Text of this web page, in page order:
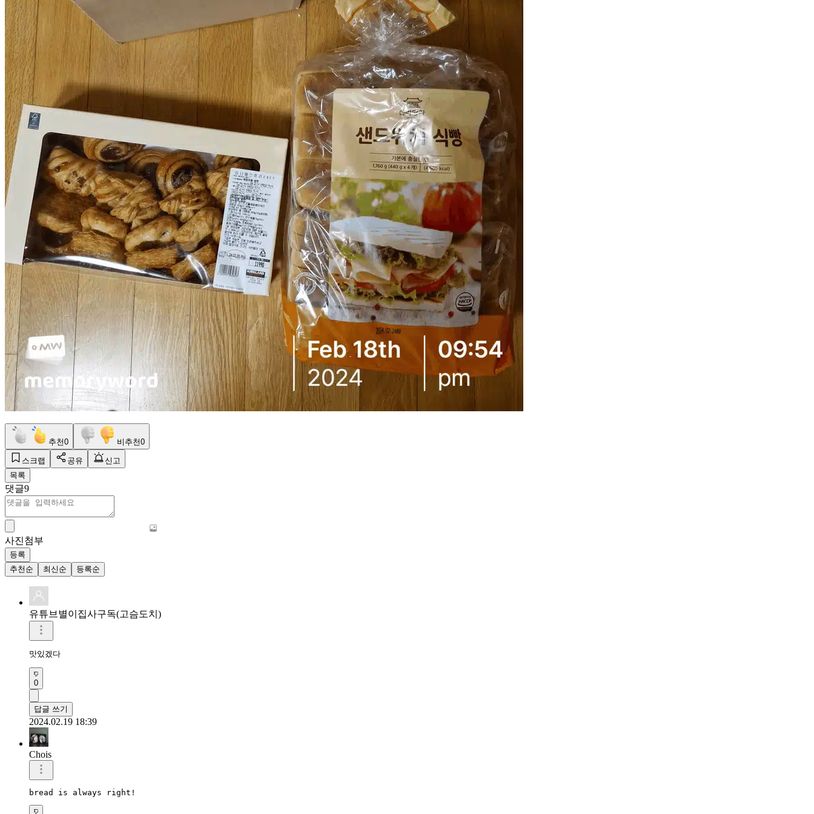
추천0 비추천0
스크랩 공유
신고
목록
댓글9
사진첨부
등록
추천순
최신순 등록순
유튜브별이집사구독(고슴도치)
맛있겠다
0
답글 쓰기
2024.02.19 18:39
Chois
bread is always right!